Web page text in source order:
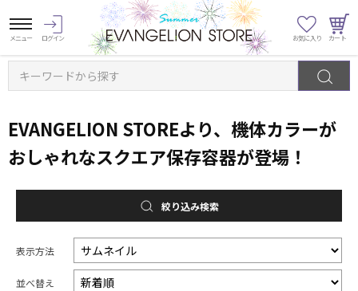
キーワードから探す
EVANGELION STOREより、機体カラーが
おしゃれなスクエア保存容器が登場！
絞り込み検索
表示方法
並べ替え